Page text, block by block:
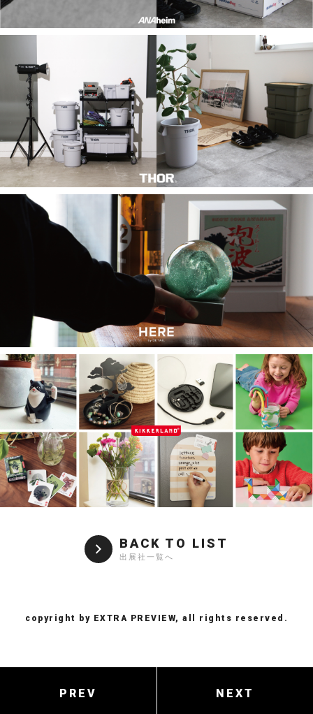
NEXT
PREV
BACK TO LIST
出展社一覧へ
copyright by EXTRA PREVIEW, all rights reserved.